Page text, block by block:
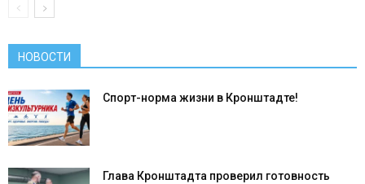
НОВОСТИ
Спорт-норма жизни в Кронштадте!
Глава Кронштадта проверил готовность